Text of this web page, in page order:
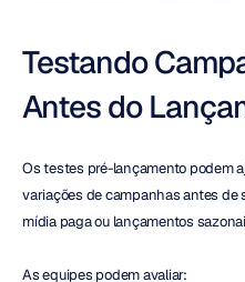
Testando
Antes do
Os testes pré-lançamento podem
variações de campanhas antes de
mídia paga ou lançamentos
As equipes podem avaliar: